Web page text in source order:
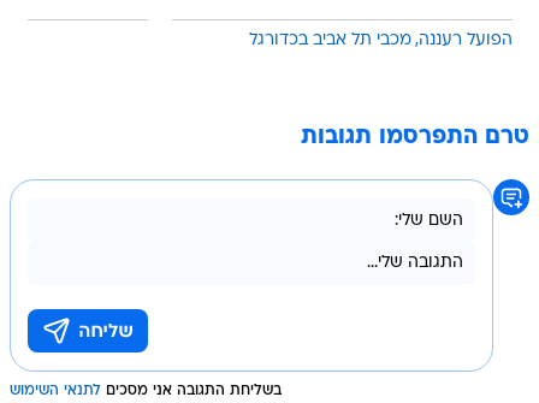
הפועל רעננה מכבי תל אביב בכדורגל
טרם התפרסמו תגובות
בשליחת התגובה אני מסכים לתנאי השימוש